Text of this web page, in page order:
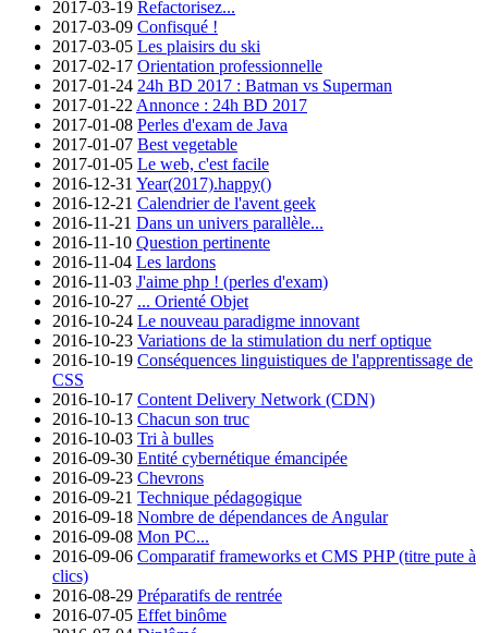
2017-03-19 Refactorisez...
2017-03-09 Confisqué !
2017-03-05 Les plaisirs du ski
2017-02-17 Orientation professionnelle
2017-01-24 24h BD 2017 : Batman vs Superman
2017-01-22 Annonce : 24h BD 2017
2017-01-08 Perles d'exam de Java
2017-01-07 Best vegetable
2017-01-05 Le web, c'est facile
2016-12-31 Year(2017).happy()
2016-12-21 Calendrier de l'avent geek
2016-11-21 Dans un univers parallèle...
2016-11-10 Question pertinente
2016-11-04 Les lardons
2016-11-03 J'aime php ! (perles d'exam)
2016-10-27 ... Orienté Objet
2016-10-24 Le nouveau paradigme innovant
2016-10-23 Variations de la stimulation du nerf optique
2016-10-19 Conséquences linguistiques de l'apprentissage de
CSS
2016-10-17 Content Delivery Network (CDN)
2016-10-13 Chacun son truc
2016-10-03 Tri à bulles
2016-09-30 Entité cybernétique émancipée
2016-09-23 Chevrons
2016-09-21 Technique pédagogique
2016-09-18 Nombre de dépendances de Angular
2016-09-08 Mon PC...
2016-09-06 Comparatif frameworks et CMS PHP (titre pute à
clics)
2016-08-29 Préparatifs de rentrée
2016-07-05 Effet binôme